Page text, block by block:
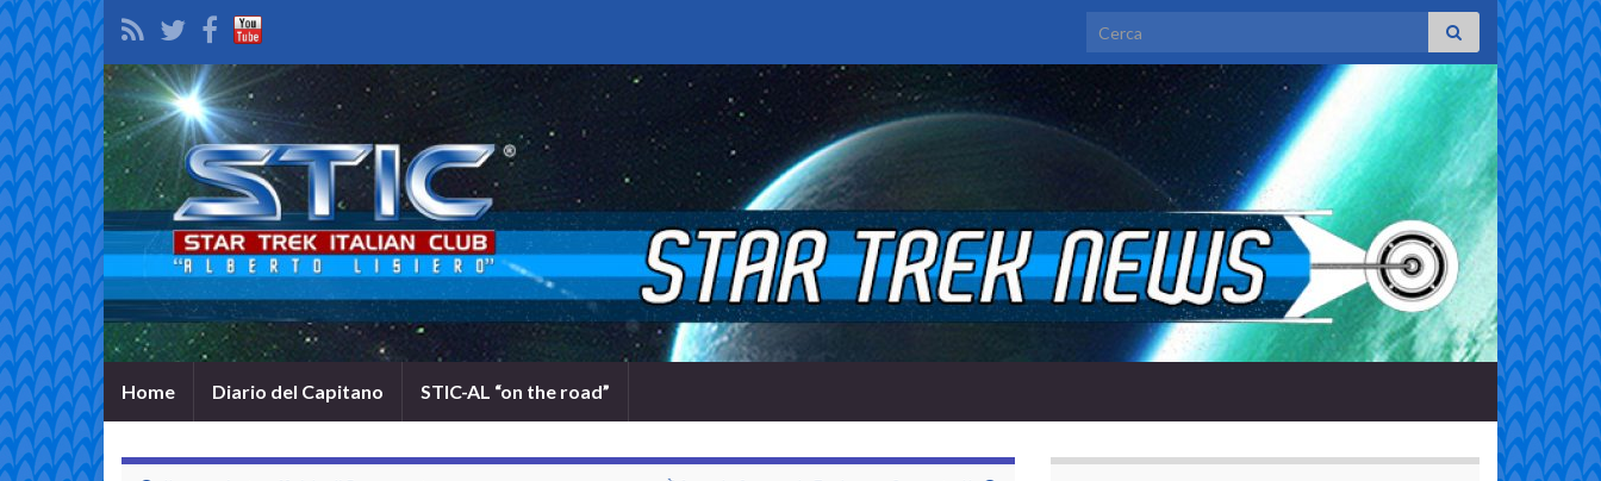
Search for:
Home Diario del Capitano STIC-AL “on the road”